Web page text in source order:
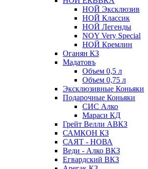
НОЙ Эксклюзив
НОЙ Классик
НОЙ Легенды
NOY Very Speсial
НОЙ Кремлин
Оганян КЗ
Мадатовъ
Объем 0,5 л
Объем 0,75 л
Эксклюзивные Коньяки
Подарочные Коньяки
СИС Алко
Мараси КД
Грейт Велли АВКЗ
САМКОН КЗ
САЯТ - НОВА
Веди - Алко ВКЗ
Егвардский ВКЗ